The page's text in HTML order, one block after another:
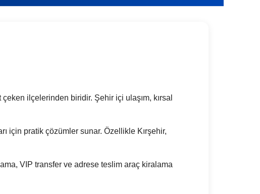
çeken ilçelerinden biridir. Şehir içi ulaşım, kırsal
için pratik çözümler sunar. Özellikle Kırşehir,
VIP transfer ve adrese teslim araç kiralama